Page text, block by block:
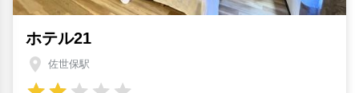
ホテル21
佐世保駅